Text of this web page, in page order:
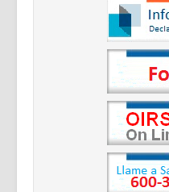
Gestión de Personas
Documentos Destacados